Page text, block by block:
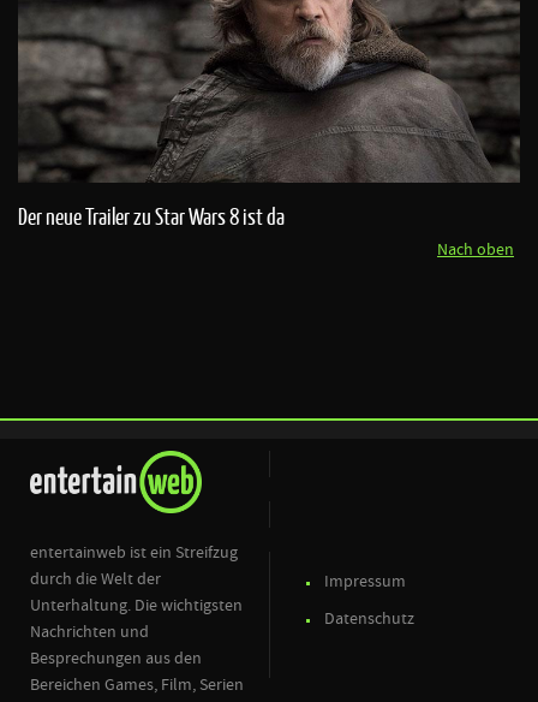
Der neue Trailer zu Star Wars 8 ist da
Nach oben
entertainweb ist ein Streifzug
durch die Welt der
Unterhaltung. Die wichtigsten
Nachrichten und
Besprechungen aus den
Bereichen Games, Film, Serien
Impressum
Datenschutz